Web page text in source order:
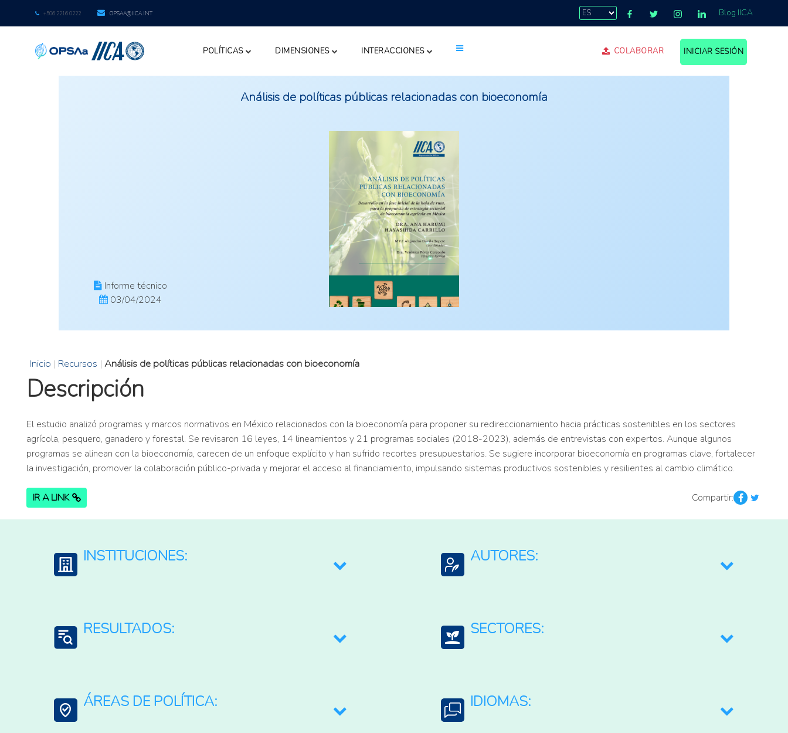
+506 2216 0222 OPSAA@IICA.INT Blog IICA
POLÍTICAS DIMENSIONES INTERACCIONES COLABORAR INICIAR SESIÓN
Análisis de políticas públicas relacionadas con bioeconomía
Informe técnico
03/04/2024
Inicio | Recursos | Análisis de políticas públicas relacionadas con bioeconomía
Descripción
El estudio analizó programas y marcos normativos en México relacionados con la bioeconomía para proponer su redireccionamiento hacia prácticas sostenibles en los sectores
agrícola, pesquero, ganadero y forestal. Se revisaron 16 leyes, 14 lineamientos y 21 programas sociales (2018-2023), además de entrevistas con expertos. Aunque algunos
programas se alinean con la bioeconomía, carecen de un enfoque explícito y han sufrido recortes presupuestarios. Se sugiere incorporar bioeconomía en programas clave, fortalecer
la investigación, promover la colaboración público-privada y mejorar el acceso al financiamiento, impulsando sistemas productivos sostenibles y resilientes al cambio climático.
IR A LINK Compartir:
INSTITUCIONES: AUTORES:
RESULTADOS: SECTORES:
ÁREAS DE POLÍTICA: IDIOMAS: